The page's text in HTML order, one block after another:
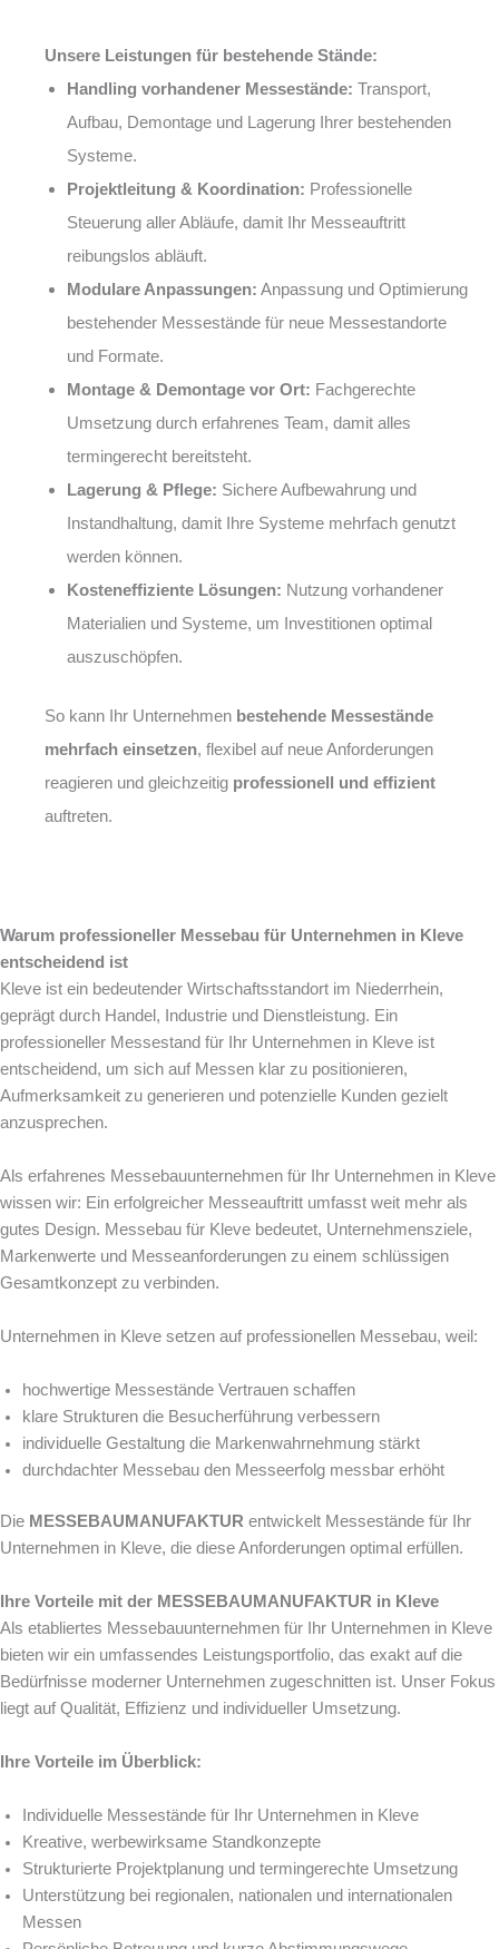
Unsere Leistungen für bestehende Stände:
Handling vorhandener Messestände: Transport,
Aufbau, Demontage und Lagerung Ihrer bestehenden
Systeme.
Projektleitung & Koordination: Professionelle
Steuerung aller Abläufe, damit Ihr Messeauftritt
reibungslos abläuft.
Modulare Anpassungen: Anpassung und Optimierung
bestehender Messestände für neue Messestandorte
und Formate.
Montage & Demontage vor Ort: Fachgerechte
Umsetzung durch erfahrenes Team, damit alles
termingerecht bereitsteht.
Lagerung & Pflege: Sichere Aufbewahrung und
Instandhaltung, damit Ihre Systeme mehrfach genutzt
werden können.
Kosteneffiziente Lösungen: Nutzung vorhandener
Materialien und Systeme, um Investitionen optimal
auszuschöpfen.
So kann Ihr Unternehmen bestehende Messestände
mehrfach einsetzen, flexibel auf neue Anforderungen
reagieren und gleichzeitig professionell und effizient
auftreten.
Warum professioneller Messebau für Unternehmen in Kleve
entscheidend ist
Kleve ist ein bedeutender Wirtschaftsstandort im Niederrhein,
geprägt durch Handel, Industrie und Dienstleistung. Ein
professioneller Messestand für Ihr Unternehmen in Kleve ist
entscheidend, um sich auf Messen klar zu positionieren,
Aufmerksamkeit zu generieren und potenzielle Kunden gezielt
anzusprechen.
Als erfahrenes Messebauunternehmen für Ihr Unternehmen in Kleve
wissen wir: Ein erfolgreicher Messeauftritt umfasst weit mehr als
gutes Design. Messebau für Kleve bedeutet, Unternehmensziele,
Markenwerte und Messeanforderungen zu einem schlüssigen
Gesamtkonzept zu verbinden.
Unternehmen in Kleve setzen auf professionellen Messebau, weil:
hochwertige Messestände Vertrauen schaffen
klare Strukturen die Besucherführung verbessern
individuelle Gestaltung die Markenwahrnehmung stärkt
durchdachter Messebau den Messeerfolg messbar erhöht
Die MESSEBAUMANUFAKTUR entwickelt Messestände für Ihr
Unternehmen in Kleve, die diese Anforderungen optimal erfüllen.
Ihre Vorteile mit der MESSEBAUMANUFAKTUR in Kleve
Als etabliertes Messebauunternehmen für Ihr Unternehmen in Kleve
bieten wir ein umfassendes Leistungsportfolio, das exakt auf die
Bedürfnisse moderner Unternehmen zugeschnitten ist. Unser Fokus
liegt auf Qualität, Effizienz und individueller Umsetzung.
Ihre Vorteile im Überblick:
Individuelle Messestände für Ihr Unternehmen in Kleve
Kreative, werbewirksame Standkonzepte
Strukturierte Projektplanung und termingerechte Umsetzung
Unterstützung bei regionalen, nationalen und internationalen
Messen